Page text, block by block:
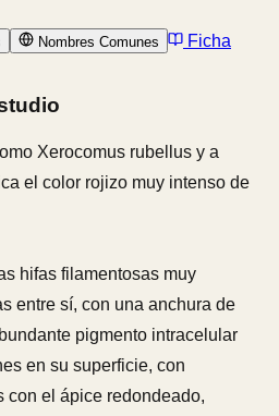
Nombres Comunes
Ficha
Xerocomus rubellus y a
el color rojizo muy intenso de
hifas filamentosas muy
entre sí, con una anchura de
pigmento intracelular
en su superficie, con
con el ápice redondeado,